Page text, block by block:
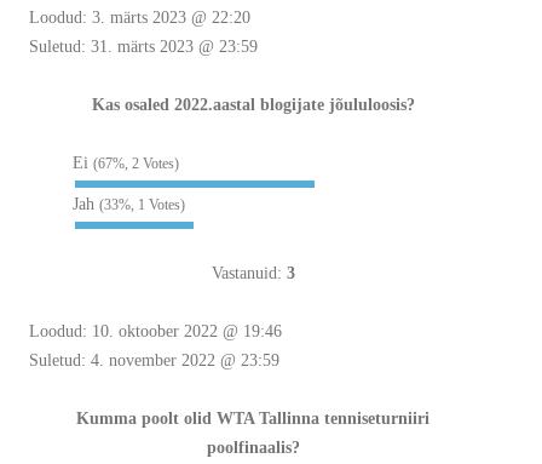
Loodud: 3. märts 2023 @ 22:20
Suletud: 31. märts 2023 @ 23:59
Kas osaled 2022.aastal blogijate jõululoosis?
Ei (67%, 2 Votes)
Jah (33%, 1 Votes)
Vastanuid: 3
Loodud: 10. oktoober 2022 @ 19:46
Suletud: 4. november 2022 @ 23:59
Kumma poolt olid WTA Tallinna tenniseturniiri
poolfinaalis?